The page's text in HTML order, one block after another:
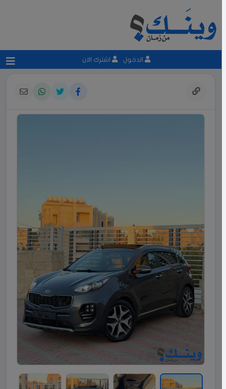
الدخول اشترك الان